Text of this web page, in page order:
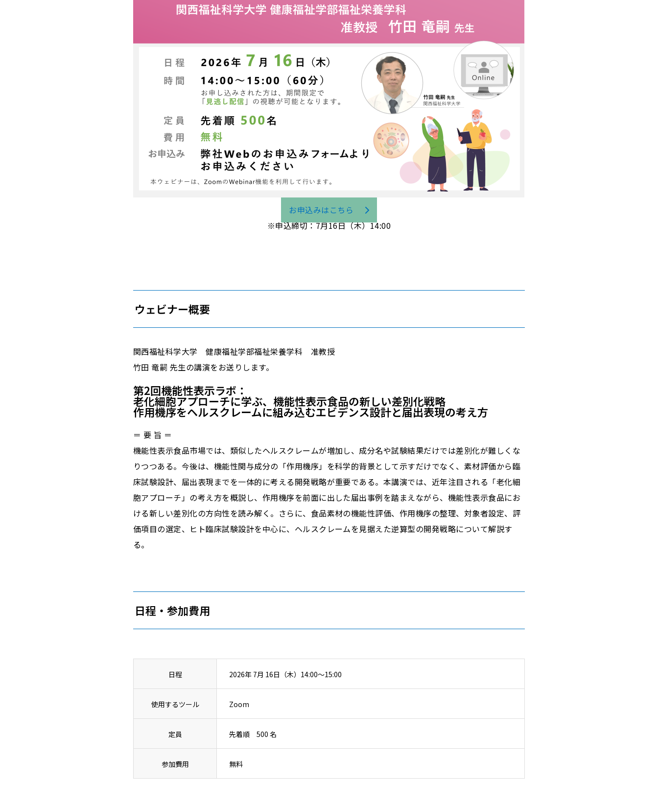
お申込みはこちら
※申込締切：7月16日（木）14:00
ウェビナー概要
関西福祉科学大学 健康福祉学部福祉栄養学科 准教授
竹田 竜嗣 先生の講演をお送りします。
第2回機能性表示ラボ：
老化細胞アプローチに学ぶ、機能性表示食品の新しい差別化戦略
――作用機序をヘルスクレームに組み込むエビデンス設計と届出表現の考え方
＝ 要 旨 ＝
機能性表示食品市場では、類似したヘルスクレームが増加し、成分名や試験結果だけでは差別化が難しくな
りつつある。今後は、機能性関与成分の「作用機序」を科学的背景として示すだけでなく、素材評価から臨
床試験設計、届出表現までを一体的に考える開発戦略が重要である。本講演では、近年注目される「老化細
胞アプローチ」の考え方を概説し、作用機序を前面に出した届出事例を踏まえながら、機能性表示食品にお
ける新しい差別化の方向性を読み解く。さらに、食品素材の機能性評価、作用機序の整理、対象者設定、評
価項目の選定、ヒト臨床試験設計を中心に、ヘルスクレームを見据えた逆算型の開発戦略について解説す
る。
日程・参加費用
日程 2026年 7月 16日（木）14:00～15:00
使用するツール Zoom
定員 先着順 500 名
参加費用 無料